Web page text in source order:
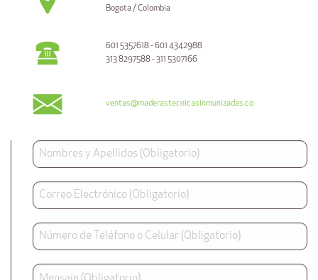
Bogota / Colombia
601 5357618 - 601 4342988
313 8297588 - 311 5307166
ventas@maderastecnicasinmunizadas.co